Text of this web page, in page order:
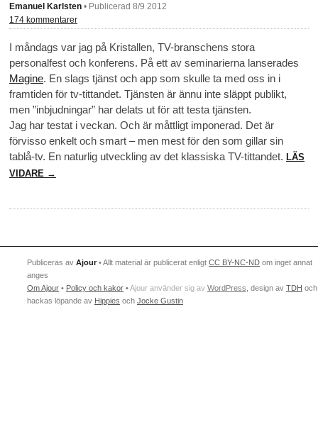
Emanuel Karlsten • Publicerad 8/9 2012
174 kommentarer
I måndags var jag på Kristallen, TV-branschens stora
personalfest och konferens. På ett av seminarierna lanserades
Magine. En slags tjänst och app som skulle ta med oss in i
framtiden för tv-tittandet. Tjänsten är ännu inte släppt publikt,
men ”inbjudningar” har delats ut för att testa tjänsten.
Jag har testat i veckan. Och är måttligt imponerad. Det är
förvisso enkelt och smart – men mest för den som gillar sin
tablå-tv. En naturlig utveckling av det klassiska TV-tittandet. LÄS
VIDARE →
Publiceras av Ajour • Allt material är publicerat enligt CC BY-NC-ND om inget annat
anges
Om Ajour • Policy och kakor •Ajour använder sig av WordPress , design av TDH och
hackas löpande av Hippies och Jocke Gustin